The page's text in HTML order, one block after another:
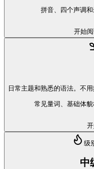
拼音、四个声调和
开始
日常主题和熟悉的语法。不
常见量词、基础体貌
级
中